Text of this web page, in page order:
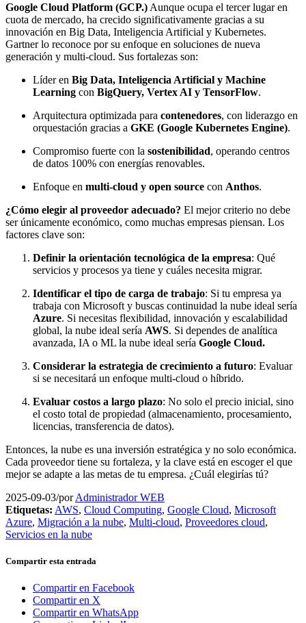
Google Cloud Platform (GCP.) Aunque ocupa el tercer lugar en
cuota de mercado, ha crecido significativamente gracias a su
innovación en Big Data, Inteligencia Artificial y Kubernetes.
Gartner lo reconoce por su enfoque en soluciones de nueva
generación y multi-cloud. Sus fortalezas son:
Líder en Big Data, Inteligencia Artificial y Machine
Learning con BigQuery, Vertex AI y TensorFlow.
Arquitectura optimizada para contenedores, con liderazgo en
orquestación gracias a GKE (Google Kubernetes Engine).
Compromiso fuerte con la sostenibilidad, operando centros
de datos 100% con energías renovables.
Enfoque en multi-cloud y open source con Anthos.
¿Cómo elegir al proveedor adecuado? El mejor criterio no debe
ser únicamente económico, como muchas empresas piensan. Los
factores clave son:
Definir la orientación tecnológica de la empresa: Qué
servicios y procesos ya tiene y cuáles necesita migrar.
Identificar el tipo de carga de trabajo: Si tu empresa ya
trabaja con Microsoft y buscas continuidad la nube ideal sería
Azure. Si necesitas flexibilidad, innovación y escalabilidad
global, la nube ideal sería AWS. Si dependes de analítica
avanzada, IA o ML la nube ideal sería Google Cloud.
Considerar la estrategia de crecimiento a futuro: Evaluar
si se necesitará un enfoque multi-cloud o híbrido.
Evaluar costos a largo plazo: No solo el precio inicial, sino
el costo total de propiedad (almacenamiento, procesamiento,
licencias, transferencia de datos).
Entonces, la nube es una inversión estratégica y no solo económica.
Cada proveedor tiene su fortaleza, y la clave está en escoger el que
mejor se adapte a las metas de tu empresa. ¿Cuál elegirías tú?
2025-09-03/porAdministrador WEB
Etiquetas: AWS, Cloud Computing, Google Cloud, Microsoft
Azure, Migración a la nube, Multi-cloud, Proveedores cloud,
Servicios en la nube
Compartir esta entrada
Compartir en Facebook
Compartir en X
Compartir en WhatsApp